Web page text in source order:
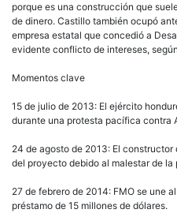
porque es una construcción que
de dinero. Castillo también ocupó
empresa estatal que concedió a
evidente conflicto de intereses,
Momentos clave
15 de julio de 2013: El ejército
durante una protesta pacífica contra
24 de agosto de 2013: El
del proyecto debido al malestar de la
27 de febrero de 2014: FMO se une
préstamo de 15 millones de dólares.